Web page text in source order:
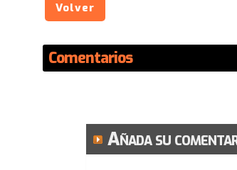
Volver
Comentarios
Añada su